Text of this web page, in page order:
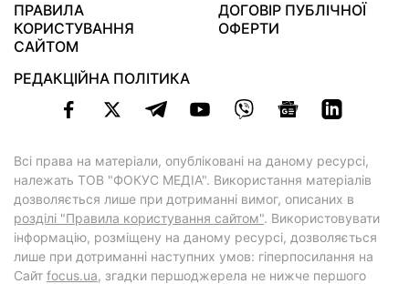
ПРАВИЛА
КОРИСТУВАННЯ
САЙТОМ
ДОГОВІР ПУБЛІЧНОЇ
ОФЕРТИ
РЕДАКЦІЙНА ПОЛІТИКА
Всі права на матеріали, опубліковані на даному ресурсі,
належать ТОВ "ФОКУС МЕДІА". Використання матеріалів
дозволяється лише при дотриманні вимог, описаних в
розділі "Правила користування сайтом". Використовувати
інформацію, розміщену на даному ресурсі, дозволяється
лише при дотриманні наступних умов: гіперпосилання на
Cайт focus.ua, згадки першоджерела не нижче першого